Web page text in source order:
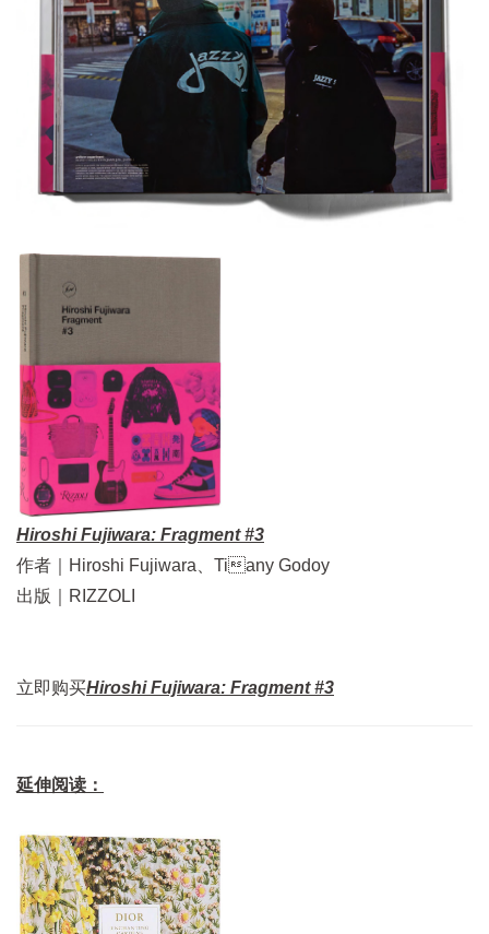
Hiroshi Fujiwara: Fragment #3
作者｜Hiroshi Fujiwara、Tiany Godoy
出版｜RIZZOLI
立即购买Hiroshi Fujiwara: Fragment #3
延伸阅读：